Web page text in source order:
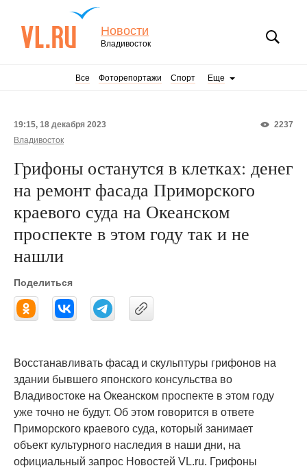
Новости
Владивосток
Все Фоторепортажи Спорт Еще
2237
19:15, 18 декабря 2023
Владивосток
Грифоны останутся в клетках: денег
на ремонт фасада Приморского
краевого суда на Океанском
проспекте в этом году так и не
нашли
Поделиться
Восстанавливать фасад и скульптуры грифонов на
здании бывшего японского консульства во
Владивостоке на Океанском проспекте в этом году
уже точно не будут. Об этом говорится в ответе
Приморского краевого суда, который занимает
объект культурного наследия в наши дни, на
официальный запрос Новостей VL.ru. Грифоны